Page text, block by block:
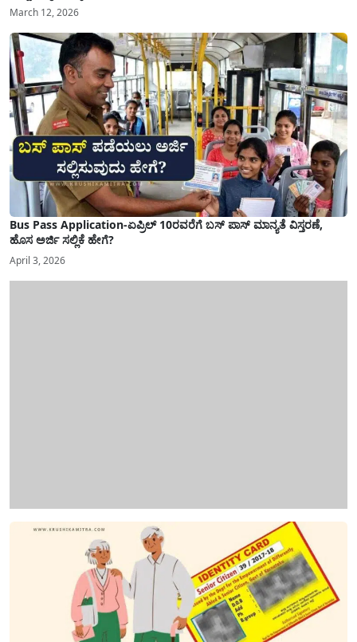
March 12, 2026
Bus Pass Application-ಏಪ್ರಿಲ್ 10ರವರೆಗೆ ಬಸ್ ಪಾಸ್ ಮಾನ್ಯತೆ ವಿಸ್ತರಣೆ,
ಹೊಸ ಅರ್ಜಿ ಸಲ್ಲಿಕೆ ಹೇಗೆ?
April 3, 2026